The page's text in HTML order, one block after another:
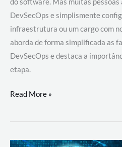
do software. Mas muitas pessoas
DevSecOps e simplismente
infraestrutura ou um cargo com
aborda de forma simplificada as
DevSecOps e destaca a
etapa.
DevSecOps
Prática:
Read More »